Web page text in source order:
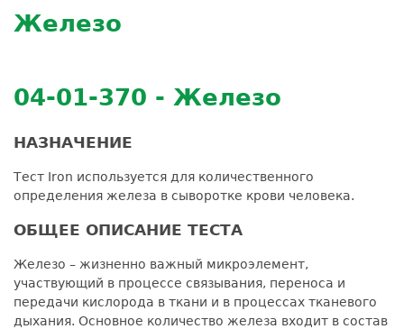
Расшифровка анализов
Обратная связь
Налоговый вычет
Вакансии
здесь
to
top
Железо
04-01-370 - Железо
НАЗНАЧЕНИЕ
Тест Iron используется для количественного
определения железа в сыворотке крови человека.
ОБЩЕЕ ОПИСАНИЕ ТЕСТА
Железо – жизненно важный микроэлемент,
участвующий в процессе связывания, переноса и
передачи кислорода в ткани и в процессах тканевого
дыхания. Основное количество железа входит в состав